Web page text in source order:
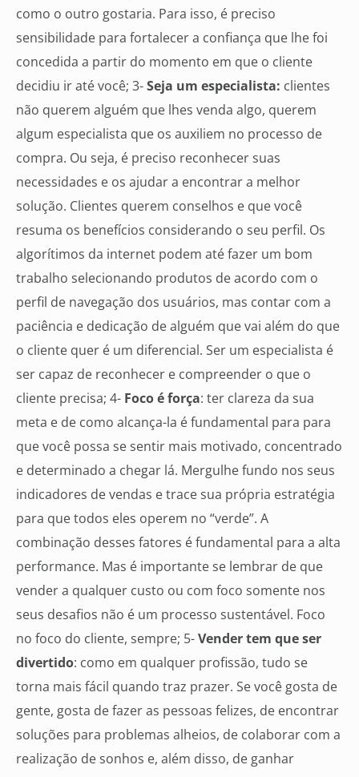
como o outro gostaria. Para isso, é preciso
sensibilidade para fortalecer a confiança que lhe foi
concedida a partir do momento em que o cliente
decidiu ir até você; 3-Seja um especialista: clientes
não querem alguém que lhes venda algo, querem
algum especialista que os auxiliem no processo de
compra. Ou seja, é preciso reconhecer suas
necessidades e os ajudar a encontrar a melhor
solução. Clientes querem conselhos e que você
resuma os benefícios considerando o seu perfil. Os
algorítimos da internet podem até fazer um bom
trabalho selecionando produtos de acordo com o
perfil de navegação dos usuários, mas contar com a
paciência e dedicação de alguém que vai além do que
o cliente quer é um diferencial. Ser um especialista é
ser capaz de reconhecer e compreender o que o
cliente precisa; 4- Foco é força: ter clareza da sua
meta e de como alcança-la é fundamental para para
que você possa se sentir mais motivado, concentrado
e determinado a chegar lá. Mergulhe fundo nos seus
indicadores de vendas e trace sua própria estratégia
para que todos eles operem no “verde”. A
combinação desses fatores é fundamental para a alta
performance. Mas é importante se lembrar de que
vender a qualquer custo ou com foco somente nos
seus desafios não é um processo sustentável. Foco
no foco do cliente, sempre; 5-Vender tem que ser
divertido: como em qualquer profissão, tudo se
torna mais fácil quando traz prazer. Se você gosta de
gente, gosta de fazer as pessoas felizes, de encontrar
soluções para problemas alheios, de colaborar com a
realização de sonhos e, além disso, de ganhar